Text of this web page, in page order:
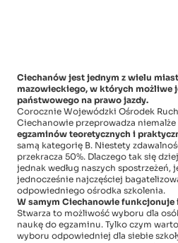
Ciechanów jest jednym z wielu
mazowieckiego, w których możliwe
państwowego na prawo jazdy.
Corocznie Wojewódzki Ośrodek
Ciechanowie przeprowadza niemalże
egzaminów teoretycznych i
samą kategorię B. Niestety
przekracza 50%. Dlaczego tak się
jednak według naszych
jednocześnie najczęściej
odpowiedniego ośrodka szkolenia.
W samym Ciechanowie funkcjonuje
Stwarza to możliwość wyboru dla
naukę do egzaminu. Tylko czym
wyboru odpowiedniej dla siebie